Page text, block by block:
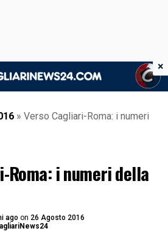
» Verso Cagliari-Roma: i numeri
Roma: i numeri della
ago on 26 Agosto 2016
×